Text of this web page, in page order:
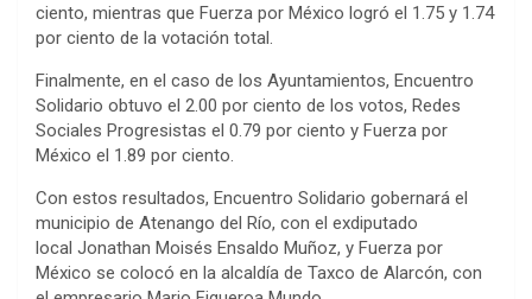
ciento, mientras que Fuerza por México logró el 1.75 y 1.74
por ciento de la votación total.
Finalmente, en el caso de los Ayuntamientos, Encuentro
Solidario obtuvo el 2.00 por ciento de los votos, Redes
Sociales Progresistas el 0.79 por ciento y Fuerza por
México el 1.89 por ciento.
Con estos resultados, Encuentro Solidario gobernará el
municipio de Atenango del Río, con el exdiputado
local Jonathan Moisés Ensaldo Muñoz, y Fuerza por
México se colocó en la alcaldía de Taxco de Alarcón, con